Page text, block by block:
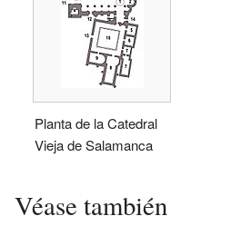
Planta de la Catedral
Vieja de Salamanca
Véase también